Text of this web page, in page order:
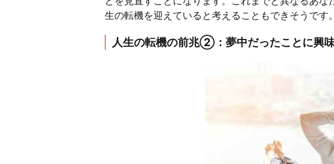
生の転機を迎えていると考えることもできそうです。
人生の転機の前兆②：夢中だったことに興